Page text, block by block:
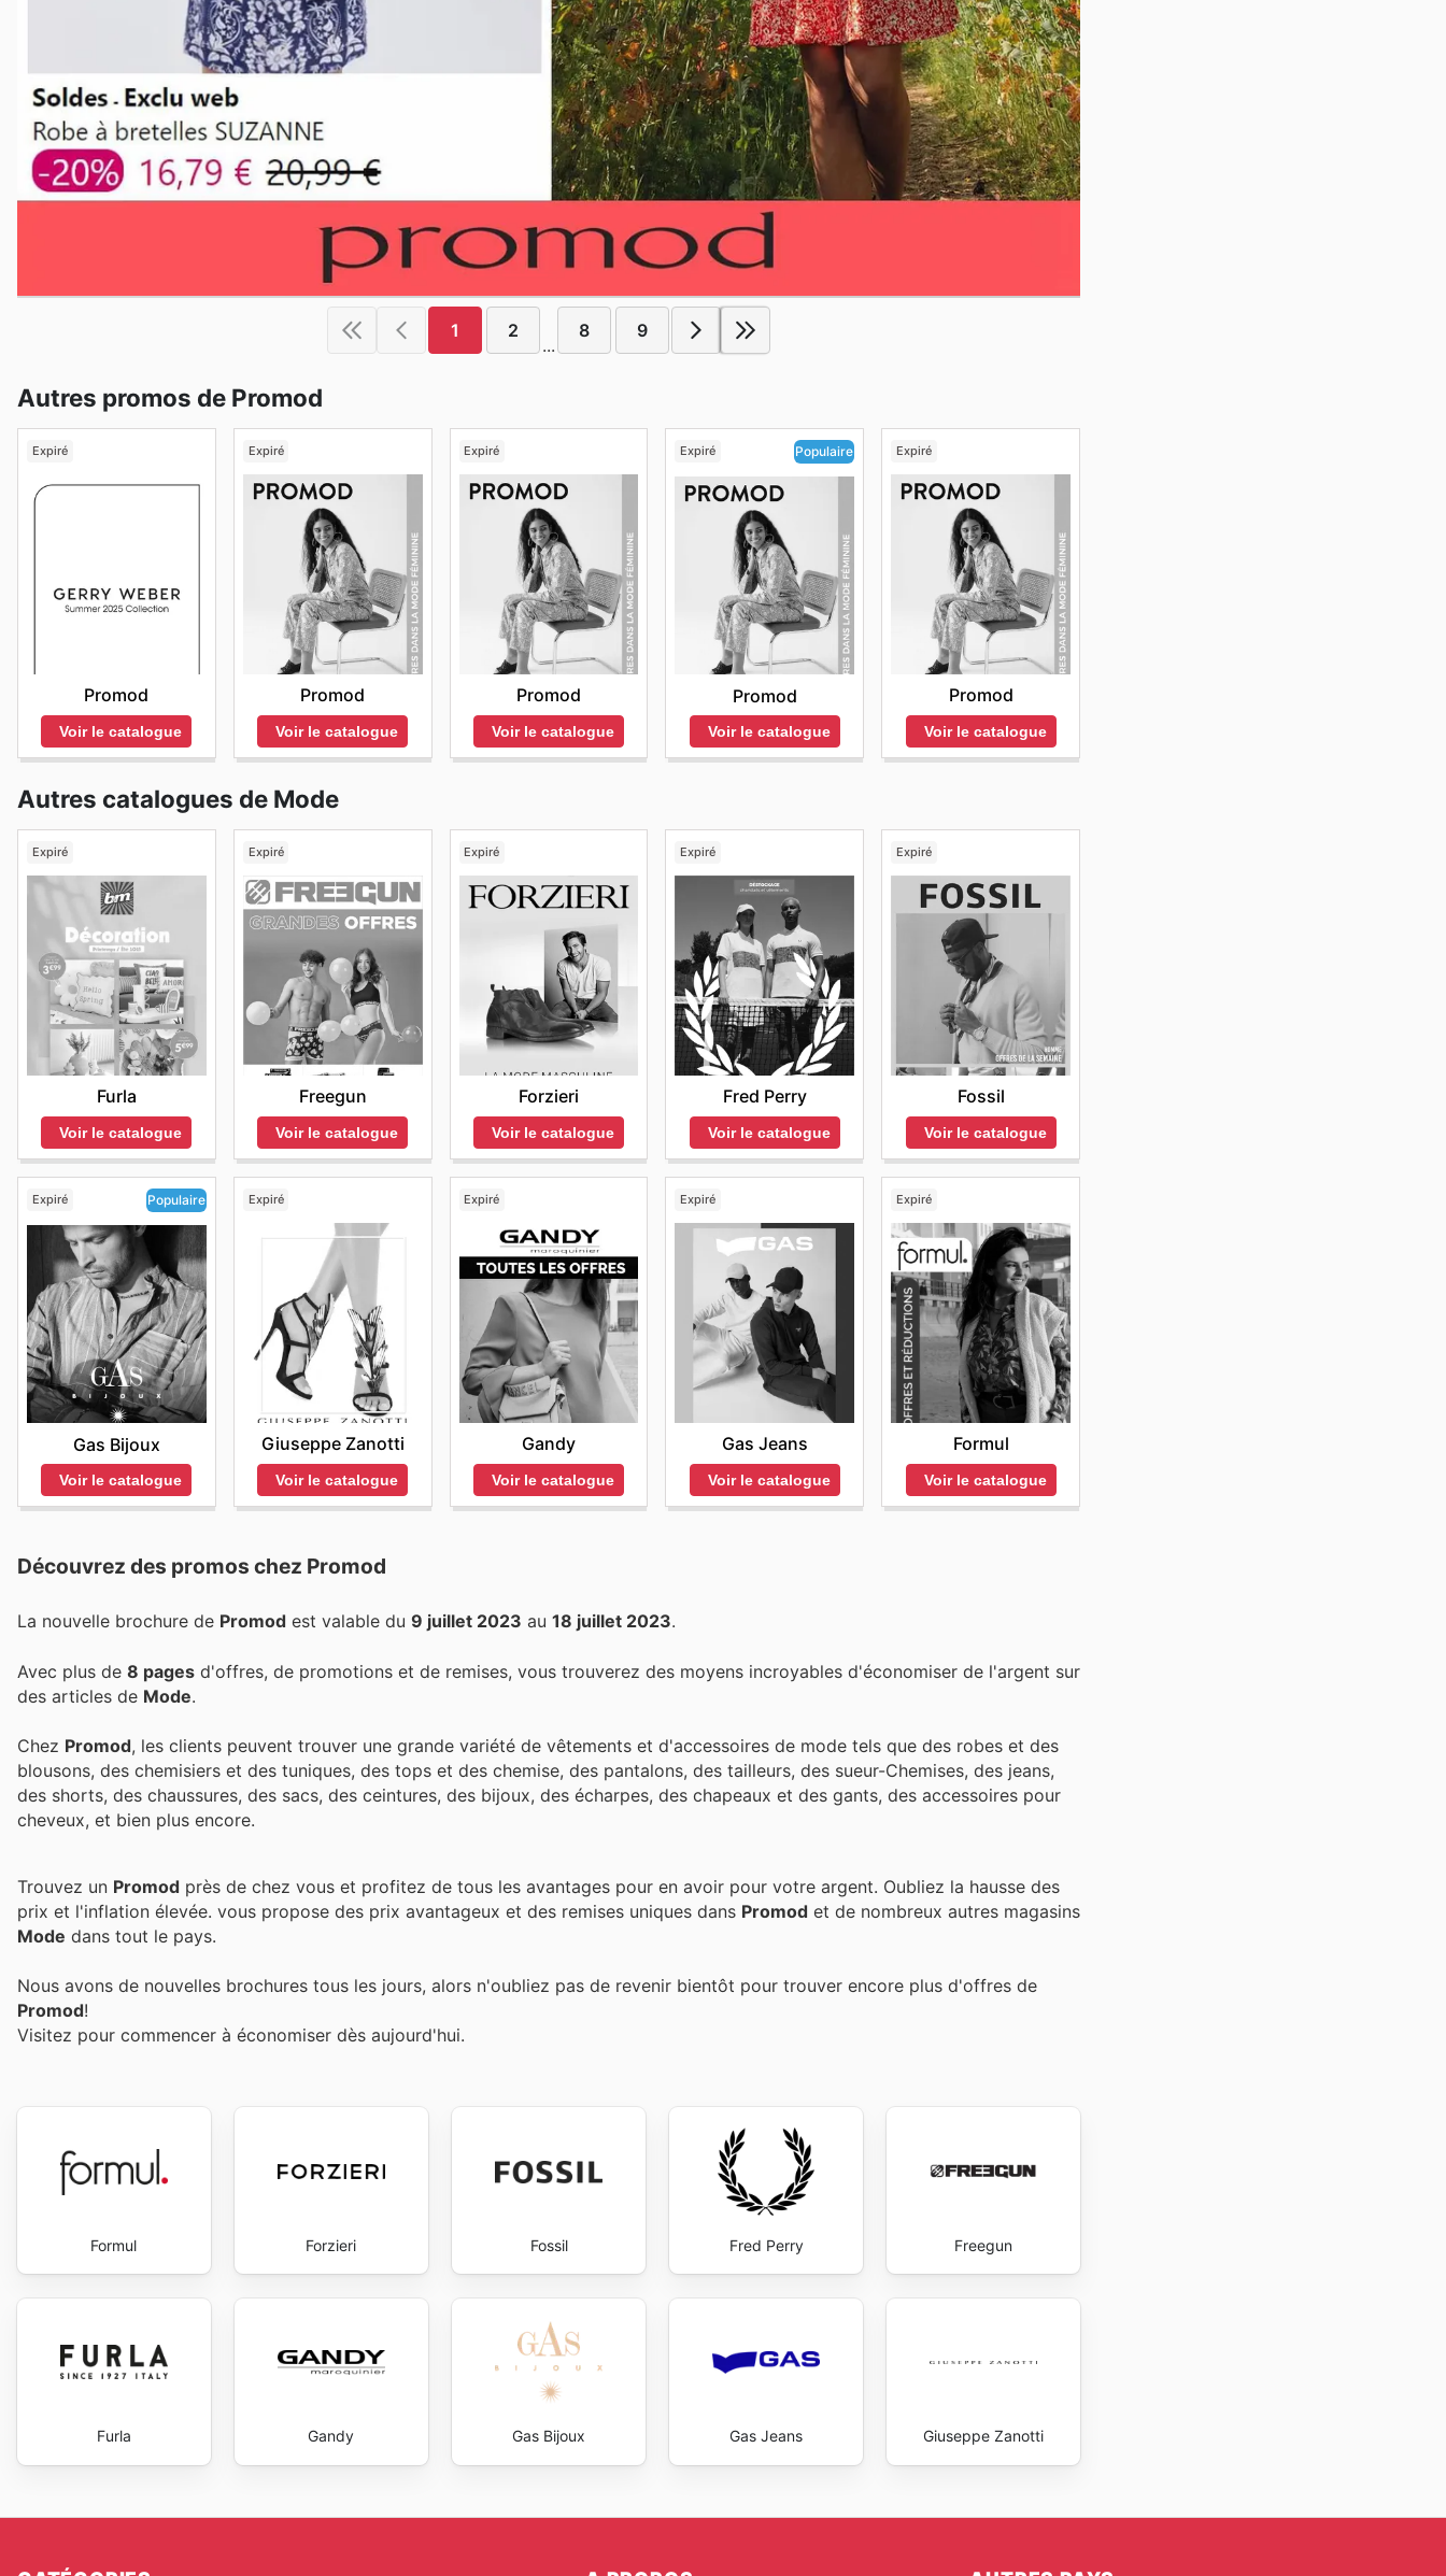
1 2
...
8 9
Autres promos de Promod
Expiré
Promod
Voir le catalogue
Expiré
Promod
Voir le catalogue
Expiré
Promod
Voir le catalogue
Expiré Populaire
Promod
Voir le catalogue
Expiré
Promod
Voir le catalogue
Autres catalogues de Mode
Expiré
Furla
Voir le catalogue
Expiré
Freegun
Voir le catalogue
Expiré
Forzieri
Voir le catalogue
Expiré
Fred Perry
Voir le catalogue
Expiré
Fossil
Voir le catalogue
Expiré Populaire
Gas Bijoux
Voir le catalogue
Expiré
Giuseppe Zanotti
Voir le catalogue
Expiré
Gandy
Voir le catalogue
Expiré
Gas Jeans
Voir le catalogue
Expiré
Formul
Voir le catalogue
Découvrez des promos chez Promod
La nouvelle brochure de Promod est valable du 9 juillet 2023 au 18 juillet 2023.
Avec plus de 8 pages d'offres, de promotions et de remises, vous trouverez des moyens incroyables d'économiser de l'argent sur
des articles de Mode.
Chez Promod, les clients peuvent trouver une grande variété de vêtements et d'accessoires de mode tels que des robes et des
blousons, des chemisiers et des tuniques, des tops et des chemise, des pantalons, des tailleurs, des sueur-Chemises, des jeans,
des shorts, des chaussures, des sacs, des ceintures, des bijoux, des écharpes, des chapeaux et des gants, des accessoires pour
cheveux, et bien plus encore.
Trouvez un Promod près de chez vous et profitez de tous les avantages pour en avoir pour votre argent. Oubliez la hausse des
prix et l'inflation élevée. vous propose des prix avantageux et des remises uniques dans Promod et de nombreux autres magasins
Mode dans tout le pays.
Nous avons de nouvelles brochures tous les jours, alors n'oubliez pas de revenir bientôt pour trouver encore plus d'offres de
Promod!
Visitez pour commencer à économiser dès aujourd'hui.
Formul Forzieri Fossil Fred Perry Freegun
Furla Gandy Gas Bijoux Gas Jeans Giuseppe Zanotti